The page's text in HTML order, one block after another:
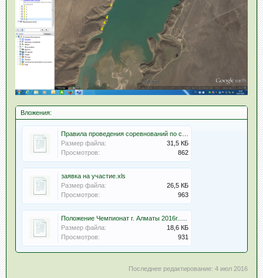
Вложения:
Размер файла:
31,5 КБ
Просмотров:
862
заявка на участие.xls
Размер файла:
26,5 КБ
Просмотров:
963
Размер файла:
18,6 КБ
Просмотров:
931
Последнее редактирование: 4 июл 2016